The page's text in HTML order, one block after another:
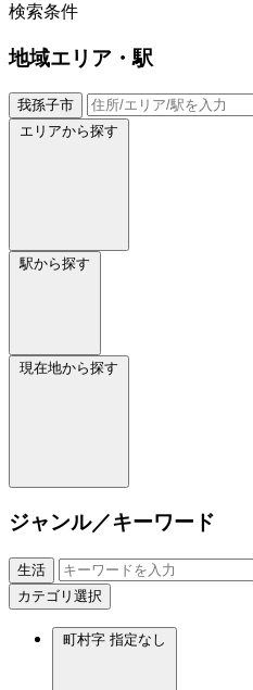
検索条件
地域エリア・駅
我孫子市
エリアから探す
駅から探す
現在地から探す
ジャンル／キーワード
生活
カテゴリ選択
町村字 指定なし